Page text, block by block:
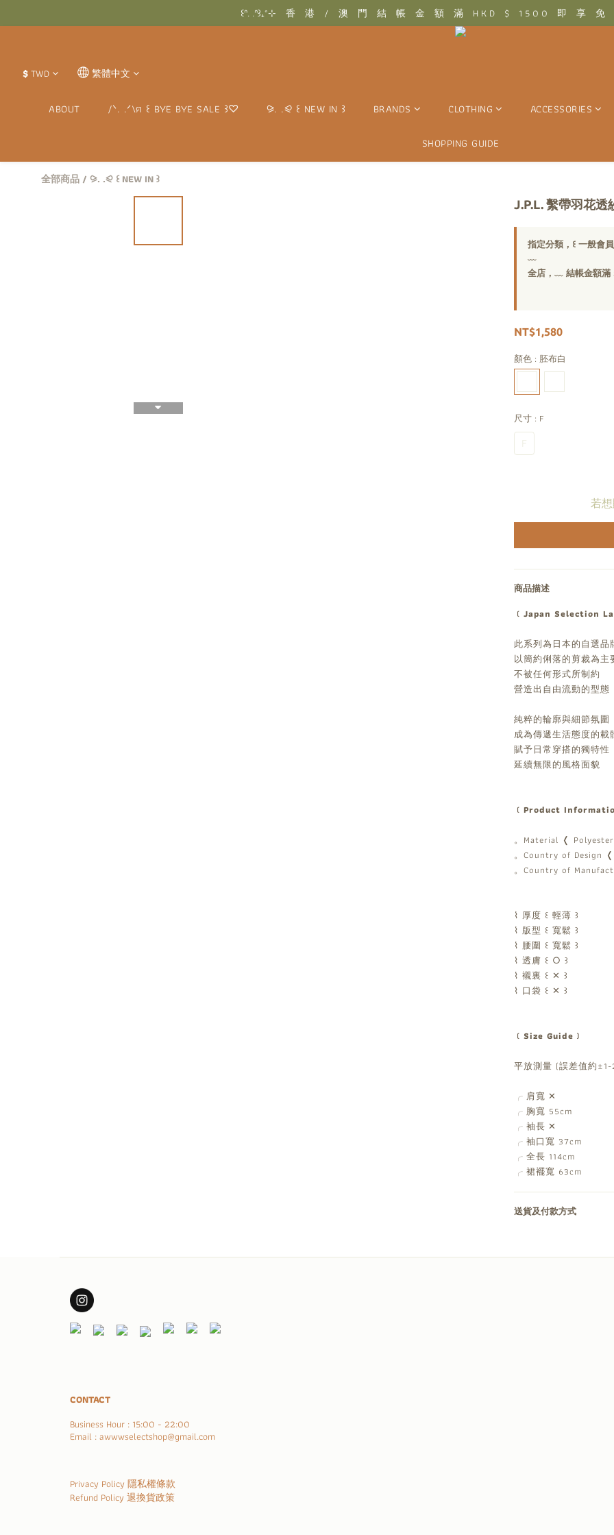
꒰ᐢ. .ᐢ꒱₊˚⊹　結　帳　金　額　滿　T W D　$　3 0 0 0　即　享　免　運　優
꒰ᐢ. .ᐢ꒱₊˚⊹　香　港　/　澳　門　結　帳　金　額　滿　H K D　$　1 5 0 0　即　享　
꒰ᐢ. .ᐢ꒱₊˚⊹　結　帳　金　額　滿　T W D　$　3 0 0 0　即　享　免　運　優
$TWD 繁體中文
ABOUT /ᐠ. .ᐟ\ฅ ꒰ BYE BYE SALE ꒱♡ ⪩. .⪨ ꒰ NEW IN ꒱ BRANDS CLOTHING ACCESSORIES
SHOPPING GUIDE
全部商品 / ⪩. .⪨ ꒰ NEW IN ꒱
J.P.L. 繫帶羽花
指定分類，꒰ 一般會
﹏
全店，﹏ 結帳金額
NT$1,580
顏色 : 胚布白
尺寸 : F
F
若
商品描述
﹝Japan Selection
此系列為日本的自選品
以簡約俐落的剪裁為主
不被任何形式所制約
營造出自由流動的型態
純粹的輪廓與細節氛圍
成為傳遞生活態度的載
賦予日常穿搭的獨特性
延續無限的風格面貌
﹝Product
。Material ❬
。Country of Design
。Country of
⌇ 厚度 ꒰ 輕薄 ꒱
⌇ 版型 ꒰ 寬鬆 ꒱
⌇ 腰圍 ꒰ 寬鬆 ꒱
⌇ 透膚 ꒰ ○ ꒱
⌇ 襯裏 ꒰ ✕ ꒱
⌇ 口袋 ꒰ ✕ ꒱
﹝Size Guide﹞
平放測量 (誤差值約
╭ 肩寬 ✕
╭ 胸寬 55cm
╭ 袖長 ✕
╭ 袖口寬 37cm
╭ 全長 114cm
╭ 裙襬寬 63cm
送貨及付款方式
CONTACT
Business Hour : 15:00 - 22:00
Email : awwwselectshop@gmail.com
Privacy Policy 隱私權條款
Refund Policy 退換貨政策